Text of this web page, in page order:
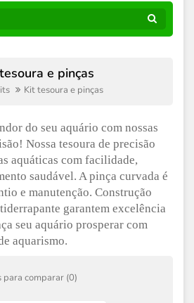
e pinças
Kit tesoura e pinças
do seu aquário com nossas
Nossa tesoura de precisão
aquáticas com facilidade,
saudável. A pinça curvada é
e manutenção. Construção
garantem excelência
seu aquário prosperar com
aquarismo.
para comparar (0)